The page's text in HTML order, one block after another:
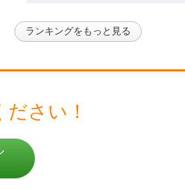
ランキングをもっと見る
さい！